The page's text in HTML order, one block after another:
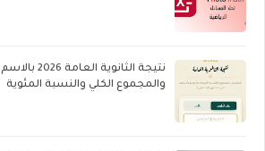
نتيجة الثانوية
والمجموع الكلي والنسبة المئوية